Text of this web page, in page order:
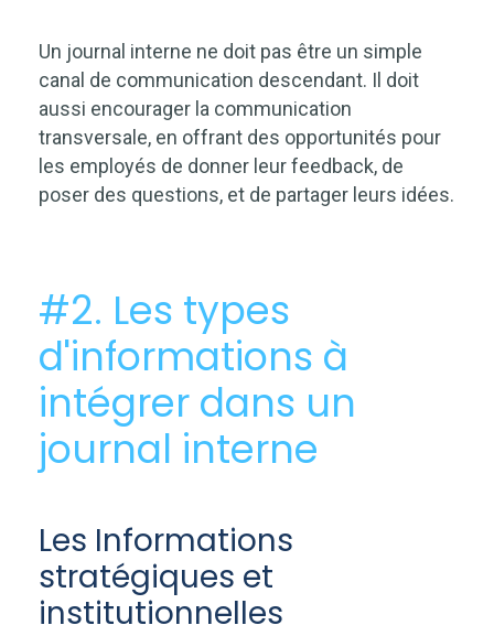
Un journal interne ne doit pas être un simple
canal de communication descendant. Il doit
aussi encourager la communication
transversale, en offrant des opportunités pour
les employés de donner leur feedback, de
poser des questions, et de partager leurs idées.
#2. Les types
d'informations à
intégrer dans un
journal interne
Les Informations
stratégiques et
institutionnelles